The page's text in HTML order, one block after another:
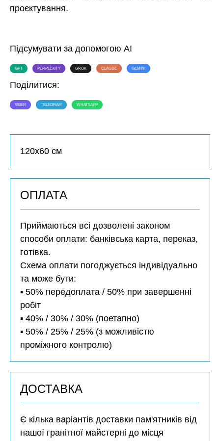
проєктування.
Підсумувати за допомогою AI
GPT PERPLEXITY GROK CLAUDE GEMINI
Поділитися:
VIBER TELEGRAM WHATSAPP
120х60 см
ОПЛАТА
Приймаються всі дозволені законом
способи оплати: банківська карта, переказ,
готівка.
Схема оплати погоджується індивідуально
та може бути:
▪️ 50% передоплата / 50% при завершенні
робіт
▪️ 40% / 30% / 30% (поетапно)
▪️ 50% / 25% / 25% (з можливістю
проміжного контролю)
ДОСТАВКА
Є кілька варіантів доставки пам'ятників від
нашої гранітної майстерні до місця